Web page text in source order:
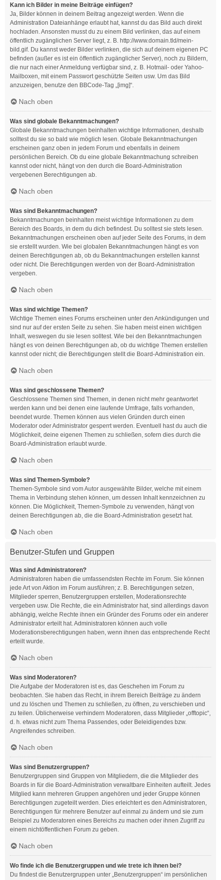
Kann ich Bilder in meine Beiträge einfügen?
Ja, Bilder können in deinem Beitrag angezeigt werden. Wenn die
Administration Dateianhänge erlaubt hat, kannst du das Bild auch direkt
hochladen. Ansonsten musst du zu einem Bild verlinken, das auf einem
öffentlich zugänglichen Server liegt, z. B. http://www.domain.tld/mein-
bild.gif. Du kannst weder Bilder verlinken, die sich auf deinem eigenen PC
befinden (außer es ist ein öffentlich zugänglicher Server), noch zu Bildern,
die nur nach einer Anmeldung verfügbar sind, z. B. Hotmail- oder Yahoo-
Mailboxen, mit einem Passwort geschützte Seiten usw. Um das Bild
anzuzeigen, benutze den BBCode-Tag „[img]“.
Nach oben
Was sind globale Bekanntmachungen?
Globale Bekanntmachungen beinhalten wichtige Informationen, deshalb
solltest du sie so bald wie möglich lesen. Globale Bekanntmachungen
erscheinen ganz oben in jedem Forum und ebenfalls in deinem
persönlichen Bereich. Ob du eine globale Bekanntmachung schreiben
kannst oder nicht, hängt von den durch die Board-Administration
vergebenen Berechtigungen ab.
Nach oben
Was sind Bekanntmachungen?
Bekanntmachungen beinhalten meist wichtige Informationen zu dem
Bereich des Boards, in dem du dich befindest. Du solltest sie stets lesen.
Bekanntmachungen erscheinen oben auf jeder Seite des Forums, in dem
sie erstellt wurden. Wie bei globalen Bekanntmachungen hängt es von
deinen Berechtigungen ab, ob du Bekanntmachungen erstellen kannst
oder nicht. Die Berechtigungen werden von der Board-Administration
vergeben.
Nach oben
Was sind wichtige Themen?
Wichtige Themen eines Forums erscheinen unter den Ankündigungen und
sind nur auf der ersten Seite zu sehen. Sie haben meist einen wichtigen
Inhalt, weswegen du sie lesen solltest. Wie bei den Bekanntmachungen
hängt es von deinen Berechtigungen ab, ob du wichtige Themen erstellen
kannst oder nicht; die Berechtigungen stellt die Board-Administration ein.
Nach oben
Was sind geschlossene Themen?
Geschlossene Themen sind Themen, in denen nicht mehr geantwortet
werden kann und bei denen eine laufende Umfrage, falls vorhanden,
beendet wurde. Themen können aus vielen Gründen durch einen
Moderator oder Administrator gesperrt werden. Eventuell hast du auch die
Möglichkeit, deine eigenen Themen zu schließen, sofern dies durch die
Board-Administration erlaubt wurde.
Nach oben
Was sind Themen-Symbole?
Themen-Symbole sind vom Autor ausgewählte Bilder, welche mit einem
Thema in Verbindung stehen können, um dessen Inhalt kennzeichnen zu
können. Die Möglichkeit, Themen-Symbole zu verwenden, hängt von
deinen Berechtigungen ab, die die Board-Administration gesetzt hat.
Nach oben
Benutzer-Stufen und Gruppen
Was sind Administratoren?
Administratoren haben die umfassendsten Rechte im Forum. Sie können
jede Art von Aktion im Forum ausführen; z. B. Berechtigungen setzen,
Mitglieder sperren, Benutzergruppen erstellen, Moderationsrechte
vergeben usw. Die Rechte, die ein Administrator hat, sind allerdings davon
abhängig, welche Rechte ihnen ein Gründer des Forums oder ein anderer
Administrator erteilt hat. Administratoren können auch volle
Moderationsberechtigungen haben, wenn ihnen das entsprechende Recht
erteilt wurde.
Nach oben
Was sind Moderatoren?
Die Aufgabe der Moderatoren ist es, das Geschehen im Forum zu
beobachten. Sie haben das Recht, in ihrem Bereich Beiträge zu ändern
und zu löschen und Themen zu schließen, zu öffnen, zu verschieben und
zu teilen. Üblicherweise verhindern Moderatoren, dass Mitglieder „offtopic“,
d. h. etwas nicht zum Thema Passendes, oder Beleidigendes bzw.
Angreifendes schreiben.
Nach oben
Was sind Benutzergruppen?
Benutzergruppen sind Gruppen von Mitgliedern, die die Mitglieder des
Boards in für die Board-Administration verwaltbare Einheiten aufteilt. Jedes
Mitglied kann mehreren Gruppen angehören und jeder Gruppe können
Berechtigungen zugeteilt werden. Dies erleichtert es den Administratoren,
Berechtigungen für mehrere Benutzer auf einmal zu ändern und sie zum
Beispiel zu Moderatoren eines Bereichs zu machen oder ihnen Zugriff zu
einem nichtöffentlichen Forum zu geben.
Nach oben
Wo finde ich die Benutzergruppen und wie trete ich ihnen bei?
Du findest die Benutzergruppen unter „Benutzergruppen“ im persönlichen